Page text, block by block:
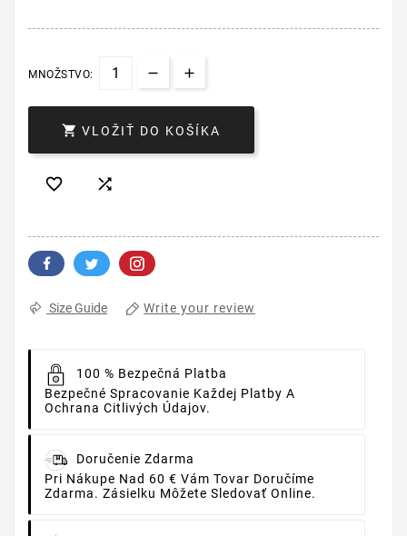
MNOŽSTVO:
 VLOŽIŤ DO KOŠÍKA
 
Size Guide Write your review
100 % Bezpečná Platba
Bezpečné Spracovanie Každej Platby A
Ochrana Citlivých Údajov.
Doručenie Zdarma
Pri Nákupe Nad 60 € Vám Tovar Doručíme
Zdarma. Zásielku Môžete Sledovať Online.